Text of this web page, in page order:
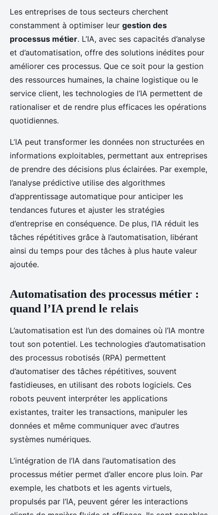
Les entreprises de tous secteurs cherchent
constamment à optimiser leur gestion des
processus métier. L’IA, avec ses capacités d’analyse
et d’automatisation, offre des solutions inédites pour
améliorer ces processus. Que ce soit pour la gestion
des ressources humaines, la chaine logistique ou le
service client, les technologies de l’IA permettent de
rationaliser et de rendre plus efficaces les opérations
quotidiennes.
L’IA peut transformer les données non structurées en
informations exploitables, permettant aux entreprises
de prendre des décisions plus éclairées. Par exemple,
l’analyse prédictive utilise des algorithmes
d’apprentissage automatique pour anticiper les
tendances futures et ajuster les stratégies
d’entreprise en conséquence. De plus, l’IA réduit les
tâches répétitives grâce à l’automatisation, libérant
ainsi du temps pour des tâches à plus haute valeur
ajoutée.
Automatisation des processus métier :
quand l’IA prend le relais
L’automatisation est l’un des domaines où l’IA montre
tout son potentiel. Les technologies d’automatisation
des processus robotisés (RPA) permettent
d’automatiser des tâches répétitives, souvent
fastidieuses, en utilisant des robots logiciels. Ces
robots peuvent interpréter les applications
existantes, traiter les transactions, manipuler les
données et même communiquer avec d’autres
systèmes numériques.
L’intégration de l’IA dans l’automatisation des
processus métier permet d’aller encore plus loin. Par
exemple, les chatbots et les agents virtuels,
propulsés par l’IA, peuvent gérer les interactions